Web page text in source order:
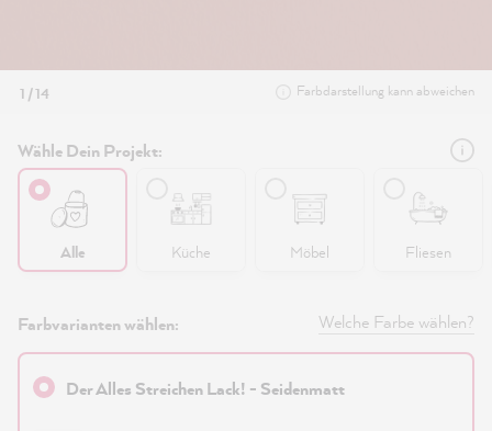
1 / 14 Farbdarstellung kann abweichen
Wähle Dein Projekt:
Alle Küche Möbel Fliesen
Farbvarianten wählen: Welche Farbe wählen?
Der Alles Streichen Lack! - Seidenmatt